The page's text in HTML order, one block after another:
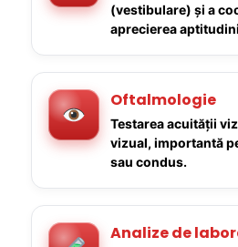
(vestibulare) și a
aprecierea
Oftalmologie
Testarea acuității
vizual, importantă
sau condus.
Analize de